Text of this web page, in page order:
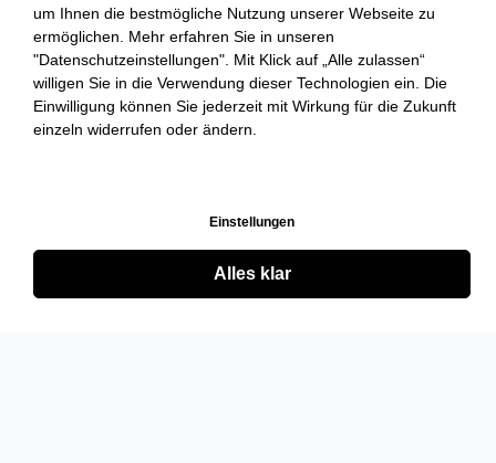
um Ihnen die bestmögliche Nutzung unserer Webseite zu
ermöglichen. Mehr erfahren Sie in unseren
"Datenschutzeinstellungen". Mit Klick auf „Alle zulassen“
willigen Sie in die Verwendung dieser Technologien ein. Die
Einwilligung können Sie jederzeit mit Wirkung für die Zukunft
einzeln widerrufen oder ändern.
Einstellungen
Alles klar